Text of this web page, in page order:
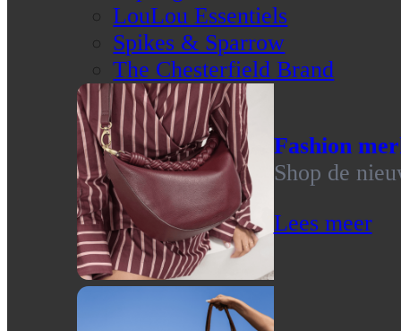
LouLou Essentiels
Spikes & Sparrow
The Chesterfield Brand
Fashion
Shop de
Lees meer